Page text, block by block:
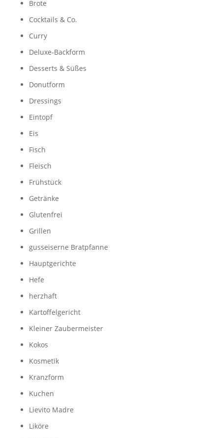
Brote
Cocktails & Co.
Curry
Deluxe-Backform
Desserts & Süßes
Donutform
Dressings
Eintopf
Eis
Fisch
Fleisch
Frühstück
Getränke
Glutenfrei
Grillen
gusseiserne Bratpfanne
Hauptgerichte
Hefe
herzhaft
Kartoffelgericht
Kleiner Zaubermeister
Kokos
Kosmetik
Kranzform
Kuchen
Lievito Madre
Liköre